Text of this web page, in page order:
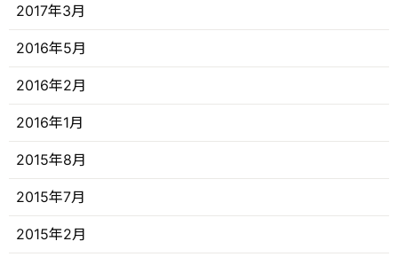
2017年3月
2016年5月
2016年2月
2016年1月
2015年8月
2015年7月
2015年2月